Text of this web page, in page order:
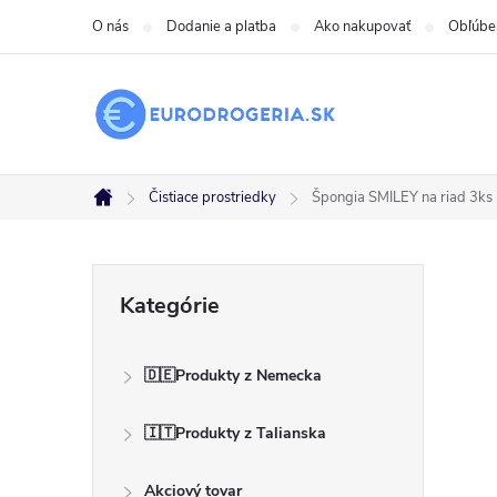
O nás Dodanie a platba Ako nakupovať
Domov
Čistiace prostriedky Špongia SMILEY na riad 3ks
kategórie
Kategórie
🇩🇪Produkty z Nemecka
🇮🇹Produkty z Talianska
Akciový tovar